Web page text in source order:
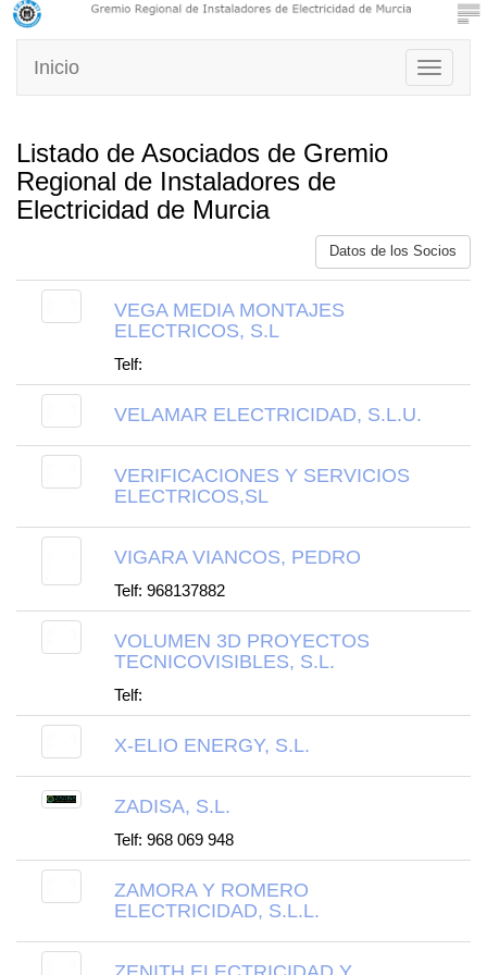
Toggle
Inicio
Listado de Asociados de Gremio
Regional de Instaladores de
Electricidad de Murcia
Datos de los Socios
VEGA MEDIA MONTAJES
ELECTRICOS, S.L
Telf:
VELAMAR ELECTRICIDAD, S.L.U.
VERIFICACIONES Y SERVICIOS
ELECTRICOS,SL
VIGARA VIANCOS, PEDRO
Telf: 968137882
VOLUMEN 3D PROYECTOS
TECNICOVISIBLES, S.L.
Telf:
X-ELIO ENERGY, S.L.
ZADISA, S.L.
Telf: 968 069 948
ZAMORA Y ROMERO
ELECTRICIDAD, S.L.L.